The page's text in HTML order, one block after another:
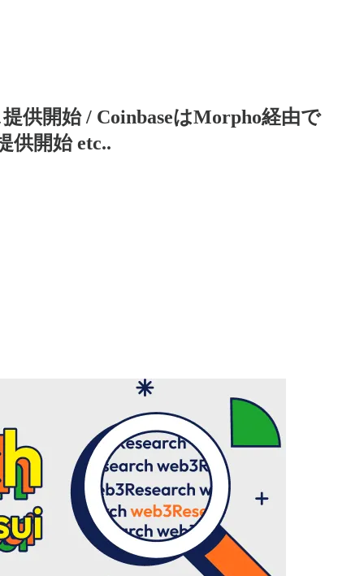
供開始 / CoinbaseはMorpho経由で
供開始 etc..